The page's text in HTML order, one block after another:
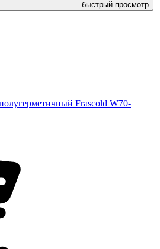
быстрый просмотр
Frascold W70-